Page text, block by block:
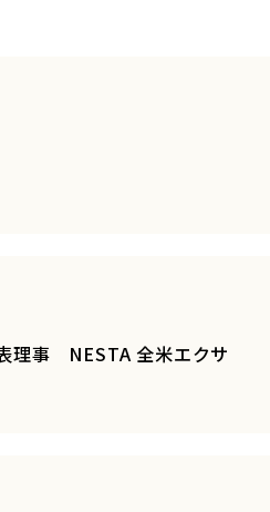
理事 NESTA 全米エクサ